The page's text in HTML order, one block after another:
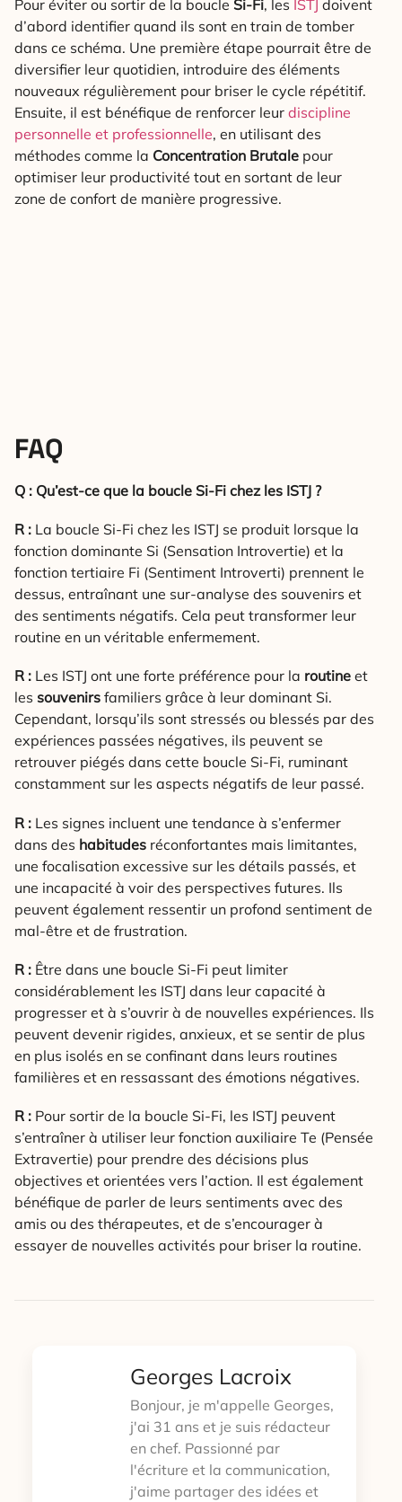
Pour éviter ou sortir de la boucle Si-Fi, les ISTJ doivent
d’abord identifier quand ils sont en train de tomber
dans ce schéma. Une première étape pourrait être de
diversifier leur quotidien, introduire des éléments
nouveaux régulièrement pour briser le cycle répétitif.
Ensuite, il est bénéfique de renforcer leur discipline
personnelle et professionnelle, en utilisant des
méthodes comme la Concentration Brutale pour
optimiser leur productivité tout en sortant de leur
zone de confort de manière progressive.
FAQ
Q : Qu’est-ce que la boucle Si-Fi chez les ISTJ ?
R : La boucle Si-Fi chez les ISTJ se produit lorsque la
fonction dominante Si (Sensation Introvertie) et la
fonction tertiaire Fi (Sentiment Introverti) prennent le
dessus, entraînant une sur-analyse des souvenirs et
des sentiments négatifs. Cela peut transformer leur
routine en un véritable enfermement.
R : Les ISTJ ont une forte préférence pour la routine et
les souvenirs familiers grâce à leur dominant Si.
Cependant, lorsqu’ils sont stressés ou blessés par des
expériences passées négatives, ils peuvent se
retrouver piégés dans cette boucle Si-Fi, ruminant
constamment sur les aspects négatifs de leur passé.
R : Les signes incluent une tendance à s’enfermer
dans des habitudes réconfortantes mais limitantes,
une focalisation excessive sur les détails passés, et
une incapacité à voir des perspectives futures. Ils
peuvent également ressentir un profond sentiment de
mal-être et de frustration.
R : Être dans une boucle Si-Fi peut limiter
considérablement les ISTJ dans leur capacité à
progresser et à s’ouvrir à de nouvelles expériences. Ils
peuvent devenir rigides, anxieux, et se sentir de plus
en plus isolés en se confinant dans leurs routines
familières et en ressassant des émotions négatives.
R : Pour sortir de la boucle Si-Fi, les ISTJ peuvent
s’entraîner à utiliser leur fonction auxiliaire Te (Pensée
Extravertie) pour prendre des décisions plus
objectives et orientées vers l’action. Il est également
bénéfique de parler de leurs sentiments avec des
amis ou des thérapeutes, et de s’encourager à
essayer de nouvelles activités pour briser la routine.
Georges Lacroix
Bonjour, je m'appelle Georges,
j'ai 31 ans et je suis rédacteur
en chef. Passionné par
l'écriture et la communication,
j'aime partager des idées et